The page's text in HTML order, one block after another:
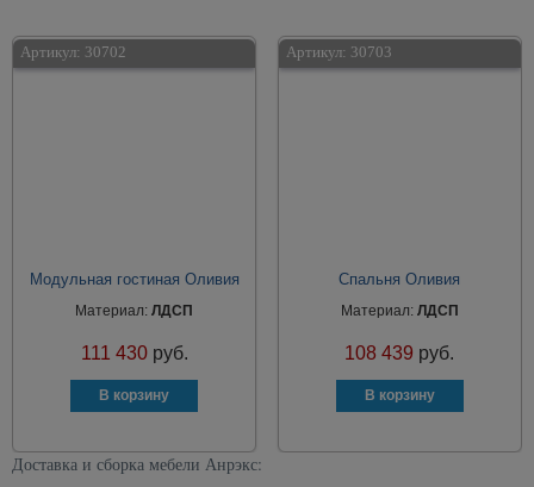
Артикул: 30702
Модульная гостиная Оливия
Материал:ЛДСП
111 430 руб.
Артикул: 30703
Спальня Оливия
Материал: ЛДСП
108 439 руб.
Доставка и сборка мебели Анрэкс: